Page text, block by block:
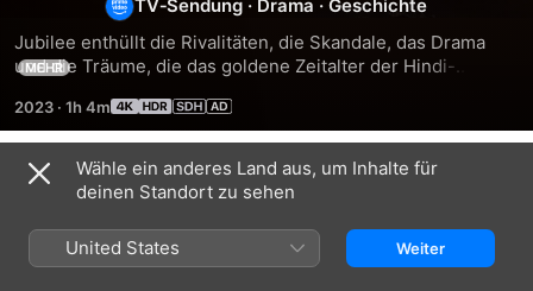
TV‑Sendung · Drama ·Geschichte
Jubilee enthüllt die Rivalitäten, die Skandale, das Drama
und die Träume, die das goldene Zeitalter der Hindi-
MEHR
2023 · 1h 4m
Staffel 1
Wähle ein anderes Land aus, um Inhalte für
deinen Standort zu sehen
United States Weiter